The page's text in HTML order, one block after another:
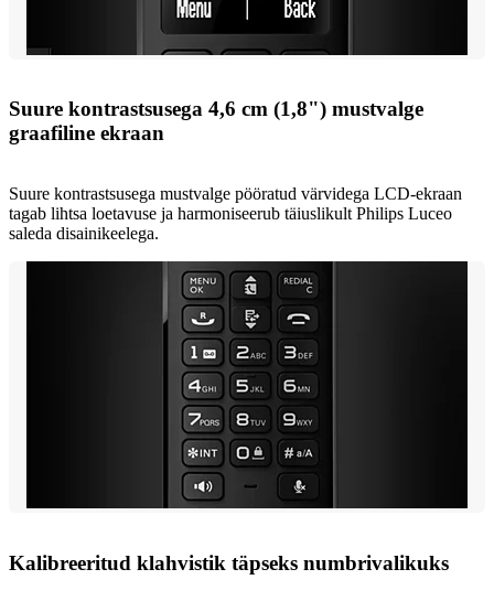
Suure kontrastsusega 4,6 cm (1,8") mustvalge
graafiline ekraan
Suure kontrastsusega mustvalge pööratud värvidega LCD-ekraan
tagab lihtsa loetavuse ja harmoniseerub täiuslikult Philips Luceo
saleda disainikeelega.
Kalibreeritud klahvistik täpseks numbrivalikuks